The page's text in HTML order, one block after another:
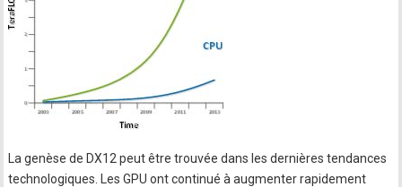
La genèse de DX12 peut être trouvée dans les dernières tendances
technologiques. Les GPU ont continué à augmenter rapidement